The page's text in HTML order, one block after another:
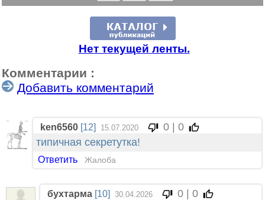
Нет текущей ленты.
Комментарии :
Добавить комментарий
ken6560 [12] 15.07.2020
0 | 0
типичная секретутка!
Ответить Жалоба
бухтарма [10] 30.04.2026
0 | 0